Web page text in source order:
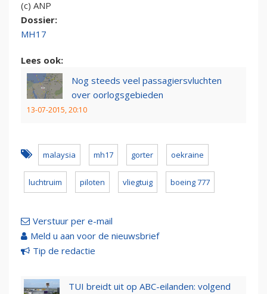
(c) ANP
Dossier:
MH17
Lees ook:
Nog steeds veel passagiersvluchten
over oorlogsgebieden
13-07-2015, 20:10
malaysia mh17 gorter oekraine
luchtruim piloten vliegtuig boeing 777
Verstuur per e-mail
Meld u aan voor de nieuwsbrief
Tip de redactie
TUI breidt uit op ABC-eilanden: volgend